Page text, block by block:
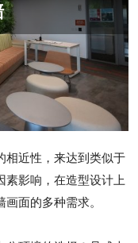
相近性，来达到类似于
素影响，在造型设计上
面的多种需求。